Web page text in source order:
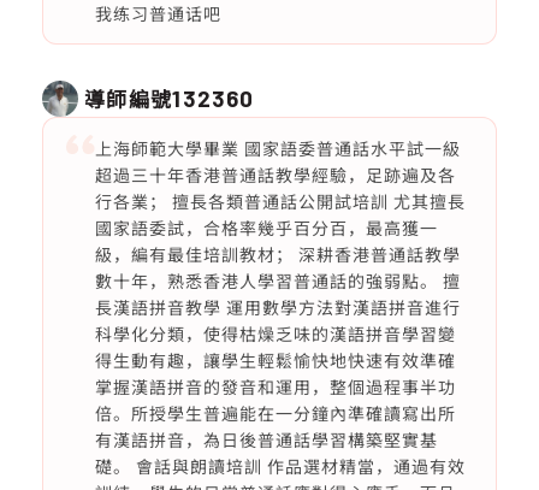
我练习普通话吧
導師編號132360
上海師範大學畢業 國家語委普通話水平試一級
超過三十年香港普通話教學經驗，足跡遍及各
行各業； 擅長各類普通話公開試培訓 尤其擅長
國家語委試，合格率幾乎百分百，最高獲一
級，編有最佳培訓教材； 深耕香港普通話教學
數十年，熟悉香港人學習普通話的強弱點。 擅
長漢語拼音教學 運用數學方法對漢語拼音進行
科學化分類，使得枯燥乏味的漢語拼音學習變
得生動有趣，讓學生輕鬆愉快地快速有效準確
掌握漢語拼音的發音和運用，整個過程事半功
倍。所授學生普遍能在一分鐘內準確讀寫出所
有漢語拼音，為日後普通話學習構築堅實基
礎。 會話與朗讀培訓 作品選材精當，通過有效